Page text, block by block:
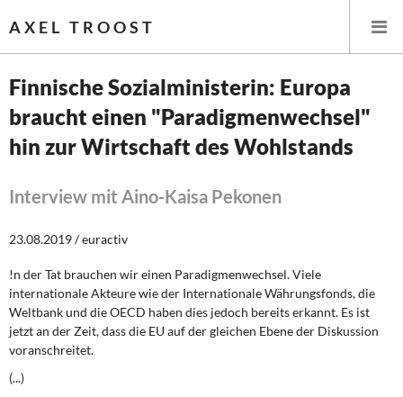
AXEL TROOST
Startseite
Leitlinien linker Wirtschafts- und Finanzpolitik
Wirtschaftspolitik
Steuer- und Finanzpolitik
Öffentliche Infrastruktur und Daseinsvorsorge
Finnische Sozialministerin: Europa
braucht einen "Paradigmenwechsel"
hin zur Wirtschaft des Wohlstands
Interview mit Aino-Kaisa Pekonen
23.08.2019 / euractiv
!n der Tat brauchen wir einen Paradigmenwechsel. Viele
internationale Akteure wie der Internationale Währungsfonds, die
Weltbank und die OECD haben dies jedoch bereits erkannt. Es ist
jetzt an der Zeit, dass die EU auf der gleichen Ebene der Diskussion
voranschreitet.
(...)